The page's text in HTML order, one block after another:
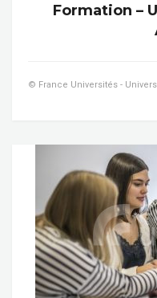
Formation –
© France Universités -